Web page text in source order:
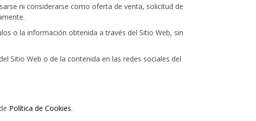
ni considerarse como oferta de venta, solicitud de
o la información obtenida a través del Sitio Web, sin
Sitio Web o de la contenida en las redes sociales del
Política de Cookies.